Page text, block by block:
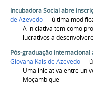
Incubadora Social abre
de Azevedo— última
A iniciativa tem como
lucrativos a
Pós-graduação
Giovana Kais de Azevedo—
Uma iniciativa entre
Moçambique